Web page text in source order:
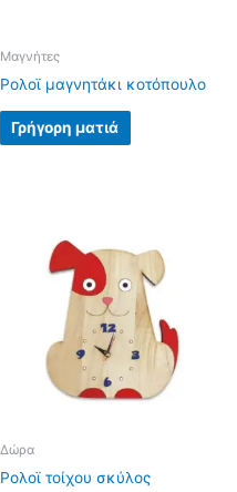
Μαγνήτες
Ρολοϊ μαγνητάκι κοτόπουλο
Γρήγορη ματιά
Δώρα
Ρολοϊ τοίχου σκύλος